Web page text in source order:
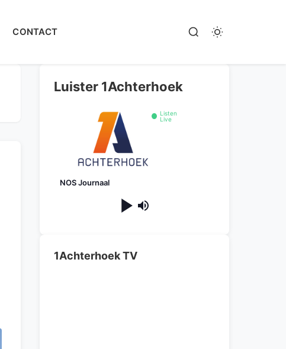
CONTACT
Luister 1Achterhoek
Listen
Live
NOS Journaal
1Achterhoek TV